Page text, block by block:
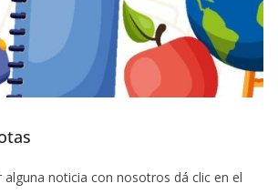
alguna noticia con nosotros dá clic en el